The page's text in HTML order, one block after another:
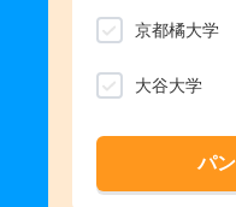
京都橘大学
大谷大学
パ